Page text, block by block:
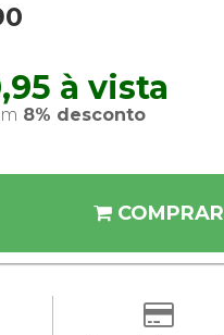
à vista
8% desconto
COMPRAR